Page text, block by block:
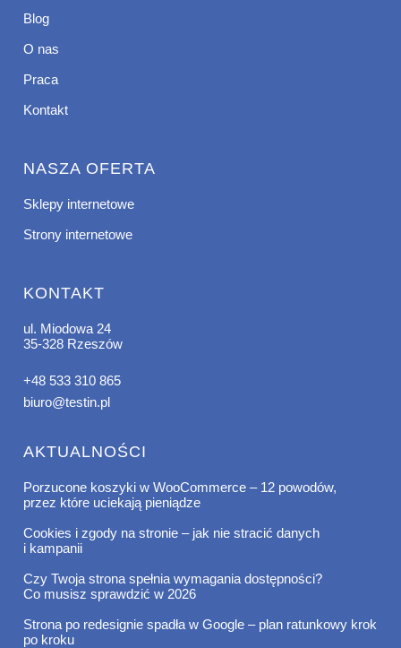
Blog
O nas
Praca
Kontakt
NASZA OFERTA
Sklepy internetowe
Strony internetowe
KONTAKT
ul. Miodowa 24
35-328 Rzeszów
+48 533 310 865
biuro@testin.pl
AKTUALNOŚCI
Porzucone koszyki w WooCommerce – 12 powodów,
przez które uciekają pieniądze
Cookies i zgody na stronie – jak nie stracić danych
i kampanii
Czy Twoja strona spełnia wymagania dostępności?
Co musisz sprawdzić w 2026
Strona po redesignie spadła w Google – plan ratunkowy krok
po kroku